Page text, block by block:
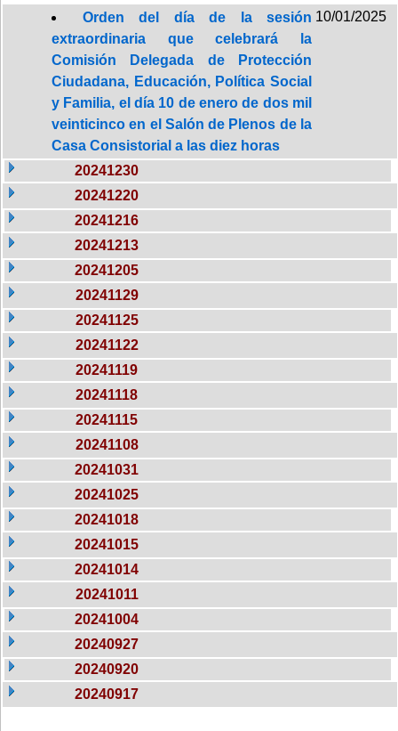
Orden del día de la sesión
extraordinaria que celebrará la
Comisión Delegada de Protección
Ciudadana, Educación, Política Social
y Familia, el día 10 de enero de dos mil
veinticinco en el Salón de Plenos de la
Casa Consistorial a las diez horas
10/01/2025
20241230
20241220
20241216
20241213
20241205
20241129
20241125
20241122
20241119
20241118
20241115
20241108
20241031
20241025
20241018
20241015
20241014
20241011
20241004
20240927
20240920
20240917